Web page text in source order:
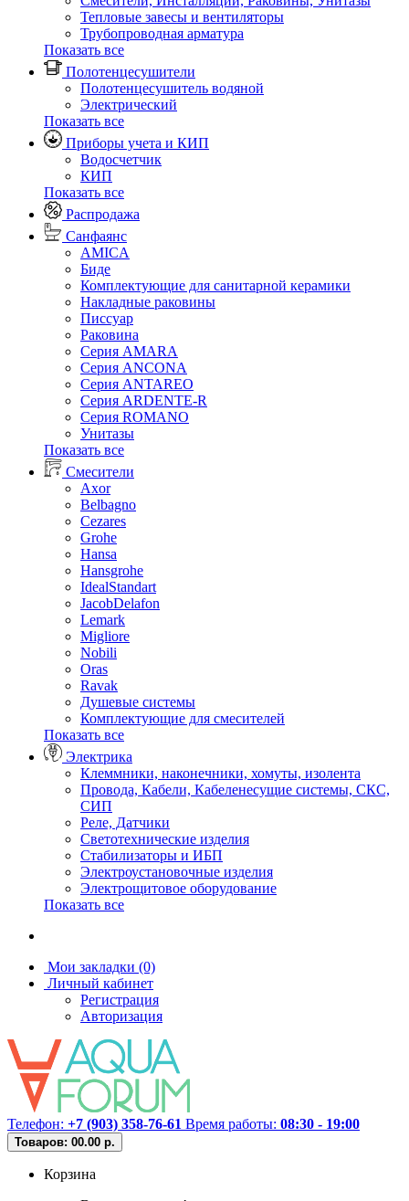
Тепловые завесы и вентиляторы
Трубопроводная арматура
Показать все
Полотенцесушители
Полотенцесушитель водяной
Электрический
Показать все
Приборы учета и КИП
Водосчетчик
КИП
Показать все
Распродажа
Санфаянс
AMICA
Биде
Комплектующие для санитарной керамики
Накладные раковины
Писсуар
Раковина
Серия AMARA
Серия ANCONA
Серия ANTAREO
Серия ARDENTE-R
Серия ROMANO
Унитазы
Показать все
Смесители
Axor
Belbagno
Cezares
Grohe
Hansa
Hansgrohe
IdealStandart
JacobDelafon
Lemark
Migliore
Nobili
Oras
Ravak
Душевые системы
Комплектующие для смесителей
Показать все
Электрика
Клеммники, наконечники, хомуты, изолента
Провода, Кабели, Кабеленесущие системы, СКС,
СИП
Реле, Датчики
Светотехнические изделия
Стабилизаторы и ИБП
Электроустановочные изделия
Электрощитовое оборудование
Показать все
Мои закладки (0)
Личный кабинет
Регистрация
Авторизация
Телефон: +7 (903) 358-76-61 Время работы: 08:30 - 19:00
Товаров: 00.00 р.
Корзина